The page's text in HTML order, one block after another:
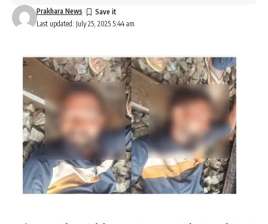
Last updated: July 25, 2025 5:44 am
Prakhara News